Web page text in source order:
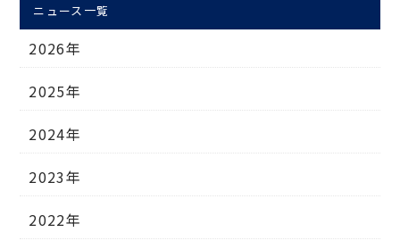
ニュース一覧
2026年
2025年
2024年
2023年
2022年